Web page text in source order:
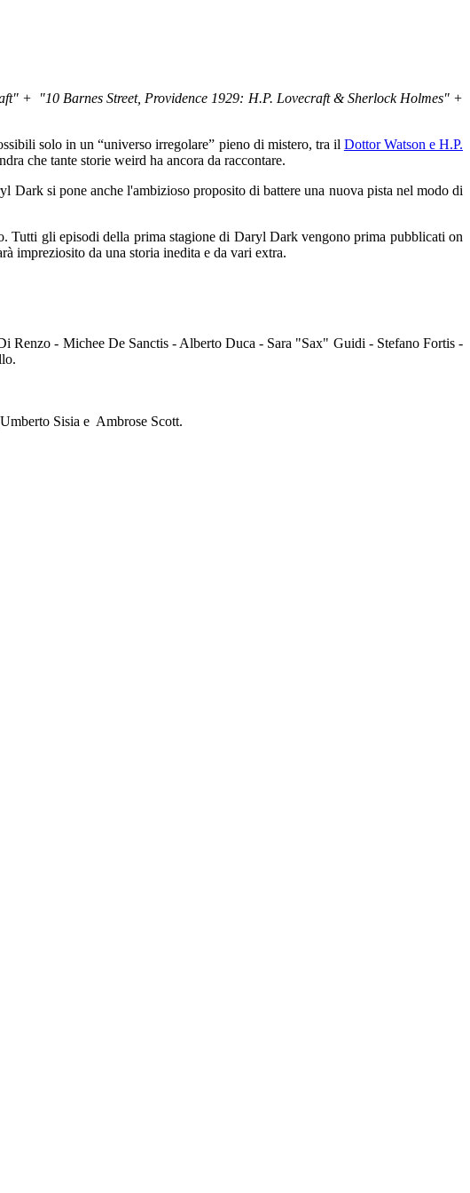
+ "10 Barnes Street, Providence 1929: H.P. Lovecraft & Sherlock Holmes" +
solo in un “universo irregolare” pieno di mistero, tra il Dottor Watson e H.P.
che tante storie weird ha ancora da raccontare.
Dark si pone anche l'ambizioso proposito di battere una nuova pista nel modo di
Tutti gli episodi della prima stagione di Daryl Dark vengono prima pubblicati on
impreziosito da una storia inedita e da vari extra.
- Michee De Sanctis - Alberto Duca - Sara "Sax" Guidi - Stefano Fortis -
Sisia e Ambrose Scott.